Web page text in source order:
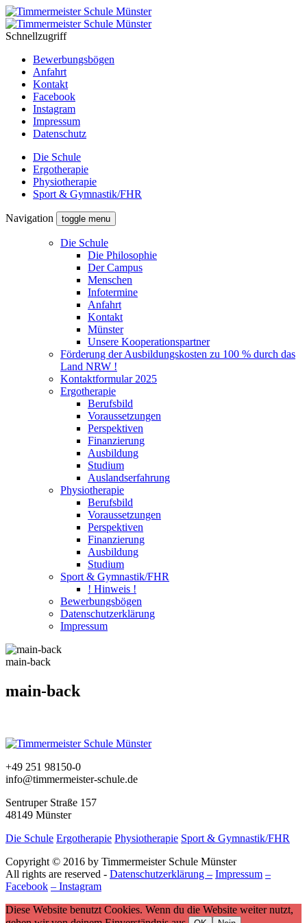
Schnellzugriff
Bewerbungsbögen
Anfahrt
Kontakt
Facebook
Instagram
Impressum
Datenschutz
Die Schule
Ergotherapie
Physiotherapie
Sport & Gymnastik/FHR
Navigation toggle menu
Die Schule
Die Philosophie
Der Campus
Menschen
Infotermine
Anfahrt
Kontakt
Münster
Unsere Kooperationspartner
Förderung der Ausbildungskosten zu 100 % durch das
Land NRW !
Kontaktformular 2025
Ergotherapie
Berufsbild
Voraussetzungen
Perspektiven
Finanzierung
Ausbildung
Studium
Auslandserfahrung
Physiotherapie
Berufsbild
Voraussetzungen
Perspektiven
Finanzierung
Ausbildung
Studium
Sport & Gymnastik/FHR
! Hinweis !
Bewerbungsbögen
Datenschutzerklärung
Impressum
main-back
main-back
+49 251 98150-0
info@timmermeister-schule.de
Sentruper Straße 157
48149 Münster
Die Schule Ergotherapie Physiotherapie Sport & Gymnastik/FHR
Copyright © 2016 by Timmermeister Schule Münster
All rights are reserved - Datenschutzerklärung – Impressum –
Facebook – Instagram
Diese Website benutzt Cookies. Wenn du die Website weiter nutzt,